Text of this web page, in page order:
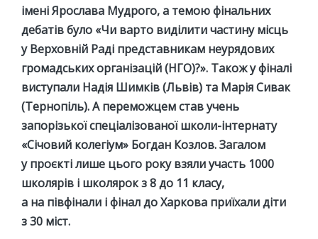
імені Ярослава Мудрого, а темою фінальних
дебатів було «Чи варто виділити частину місць
у Верховній Раді представникам неурядових
громадських організацій (НГО)?». Також у фіналі
виступали Надія Шимків (Львів) та Марія Сивак
(Тернопіль). А переможцем став учень
запорізької спеціалізованої школи-інтернату
«Січовий колегіум» Богдан Козлов. Загалом
у проєкті лише цього року взяли участь 1000
школярів і школярок з 8 до 11 класу,
а на півфінали і фінал до Харкова приїхали діти
з 30 міст.